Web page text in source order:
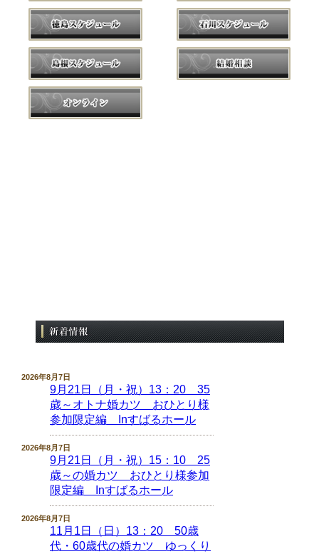
2026年8月7日
9月21日（月・祝）13：20 35
歳～オトナ婚カツ おひとり様
参加限定編 Inすばるホール
2026年8月7日
9月21日（月・祝）15：10 25
歳～の婚カツ おひとり様参加
限定編 Inすばるホール
2026年8月7日
11月1日（日）13：20 50歳
代・60歳代の婚カツ ゆっくり